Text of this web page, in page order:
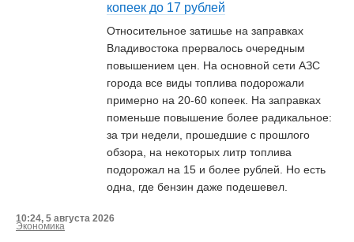
копеек до 17 рублей
Относительное затишье на заправках
Владивостока прервалось очередным
повышением цен. На основной сети АЗС
города все виды топлива подорожали
примерно на 20-60 копеек. На заправках
поменьше повышение более радикальное:
за три недели, прошедшие с прошлого
обзора, на некоторых литр топлива
подорожал на 15 и более рублей. Но есть
одна, где бензин даже подешевел.
10:24, 5 августа 2026
Экономика